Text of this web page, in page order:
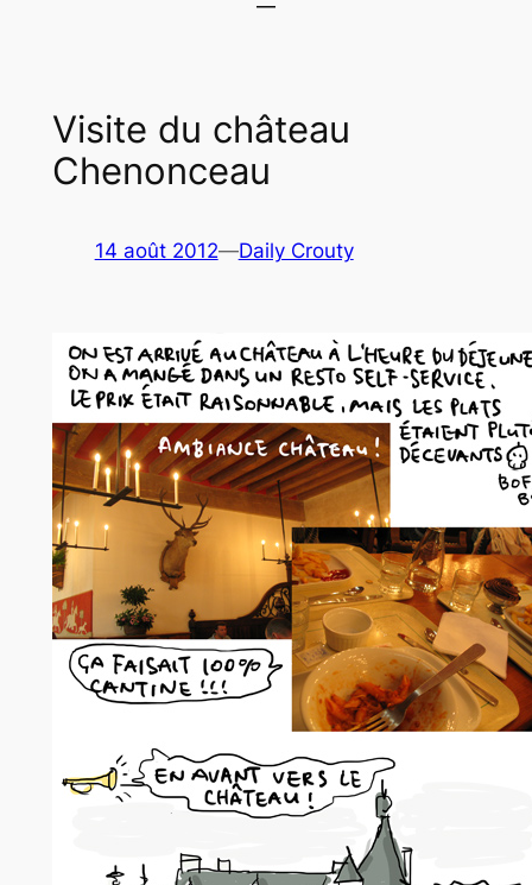
Visite du château
Chenonceau
14 août 2012—Daily Crouty